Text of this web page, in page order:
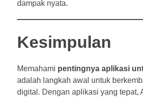
dampak nyata.
Kesimpulan
Memahami pentingnya aplikasi
adalah langkah awal untuk
digital. Dengan aplikasi yang tepat,